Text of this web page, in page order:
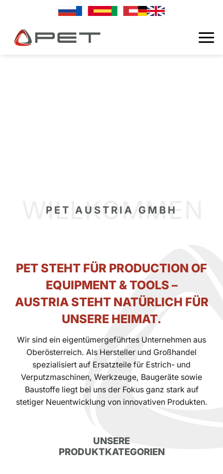
SPRINGEN
WILLKOMMEN
PET AUSTRIA GMBH
PET STEHT FÜR PRODUCTION OF
EQUIPMENT & TOOLS –
AUSTRIA STEHT NATÜRLICH FÜR
UNSERE HEIMAT.
Wir sind ein eigentümergeführtes Unternehmen aus
Oberösterreich. Als Hersteller und Großhandel
spezialisiert auf Ersatzteile für Estrich- und
Verputzmaschinen, Werkzeuge, Baugeräte sowie
Baustoffe liegt bei uns der Fokus ganz stark auf
stetiger Neuentwicklung von innovativen Produkten.
UNSERE
PRODUKTKATEGORIEN